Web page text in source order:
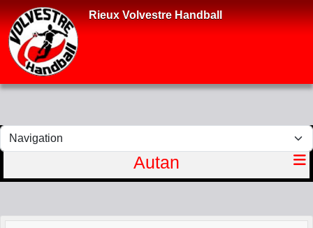
Rieux Volvestre Handball
Autan
Panneau de gestion des cookies